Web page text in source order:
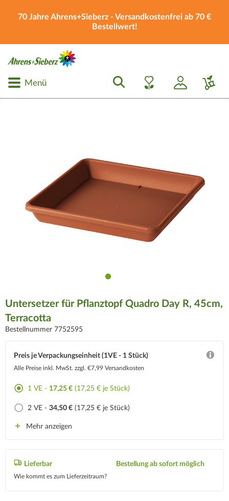
70 Jahre Ahrens+Sieberz - Versandkostenfrei ab 70 €
Bestellwert!
Menü
Untersetzer für Pflanztopf Quadro Day R, 45cm,
Terracotta
Bestellnummer 7752595
Preis je Verpackungseinheit (1VE - 1 Stück)
Alle Preise inkl. MwSt. zzgl. €7,99 Versandkosten
1 VE - 17,25 € (17,25 € je Stück)
2 VE - 34,50 € (17,25 € je Stück)
Mehr anzeigen
Lieferbar
Wie kommt es zum Lieferzeitraum?
Bestellung ab sofort möglich